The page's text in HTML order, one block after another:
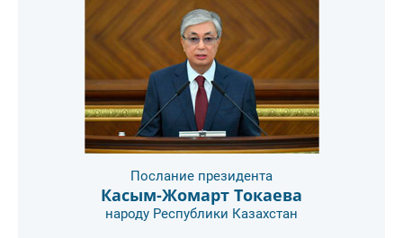
Послание президента
Касым-Жомарт Токаева
народу Республики Казахстан